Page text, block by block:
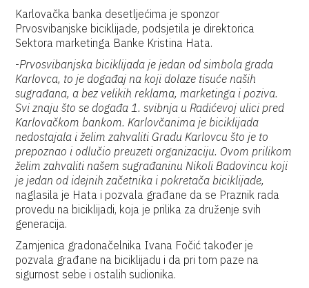
Karlovačka banka desetljećima je sponzor
Prvosvibanjske biciklijade, podsjetila je direktorica
Sektora marketinga Banke Kristina Hata.
-Prvosvibanjska biciklijada je jedan od simbola grada
Karlovca, to je događaj na koji dolaze tisuće naših
sugrađana, a bez velikih reklama, marketinga i poziva.
Svi znaju što se događa 1. svibnja u Radićevoj ulici pred
Karlovačkom bankom. Karlovčanima je biciklijada
nedostajala i želim zahvaliti Gradu Karlovcu što je to
prepoznao i odlučio preuzeti organizaciju. Ovom prilikom
želim zahvaliti našem sugrađaninu Nikoli Badovincu koji
je jedan od idejnih začetnika i pokretača biciklijade,
naglasila je Hata i pozvala građane da se Praznik rada
provedu na biciklijadi, koja je prilika za druženje svih
generacija.
Zamjenica gradonačelnika Ivana Fočić također je
pozvala građane na biciklijadu i da pri tom paze na
sigurnost sebe i ostalih sudionika.